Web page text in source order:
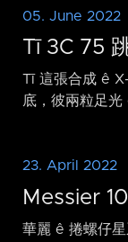
05. June 2022
Tī 3C 75
Tī 這張合成 ê
底，彼兩粒足光
23. April 2022
Messier
華麗 ê 捲螺仔